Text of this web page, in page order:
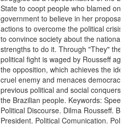
State to coopt people who blamed on
government to believe in her
actions to overcome the political crisis,
to convince society about the national
strengths to do it. Through "They" the
political fight is waged by Rousseff
the opposition, which achieves the
cruel enemy and menaces democracy,
previous political and social conquers
the Brazilian people. Keywords:
Political Discourse. Dilma Rousseff.
President. Political Comunication.